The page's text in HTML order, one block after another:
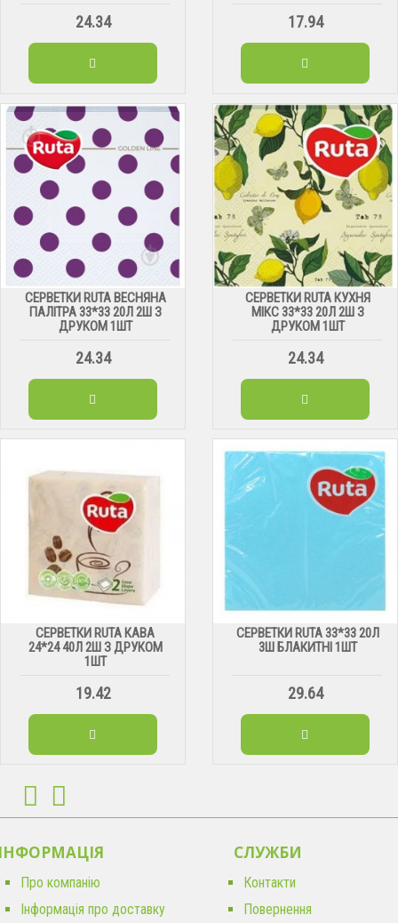
24.34 17.94
СЕРВЕТКИ RUTA ВЕСНЯНА
ПАЛІТРА 33*33 20Л 2Ш З
ДРУКОМ 1ШТ
24.34
СЕРВЕТКИ RUTA КУХНЯ
МІКС 33*33 20Л 2Ш З
ДРУКОМ 1ШТ
24.34
СЕРВЕТКИ RUTA КАВА
24*24 40Л 2Ш З ДРУКОМ
1ШТ
19.42
СЕРВЕТКИ RUTA 33*33 20Л
3Ш БЛАКИТНІ 1ШТ
29.64
Про компанію
Інформація про доставку
CЛУЖБИ
Контакти
Повернення